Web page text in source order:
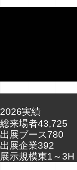
2026実績
総来場者43,725
出展ブース780
出展企業392
展示規模東1～3H